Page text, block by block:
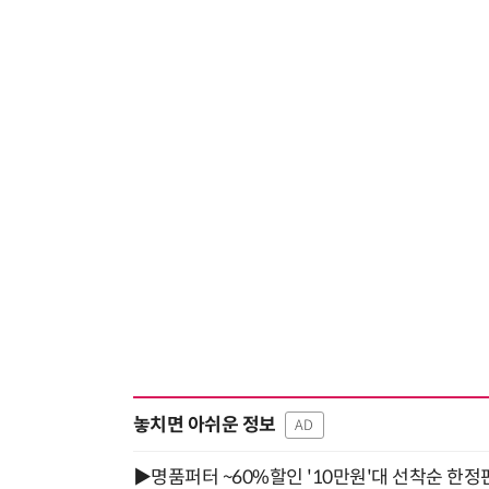
놓치면 아쉬운 정보 AD
▶명품퍼터 ~60%할인 '10만원'대 선착순 한정